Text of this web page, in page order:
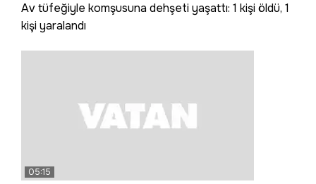
Av tüfeğiyle komşusuna dehşeti yaşattı: 1 kişi öldü, 1
kişi yaralandı
05:15